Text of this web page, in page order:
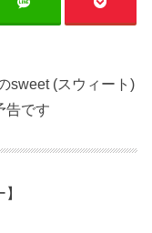
sweet (スウィート)
告です